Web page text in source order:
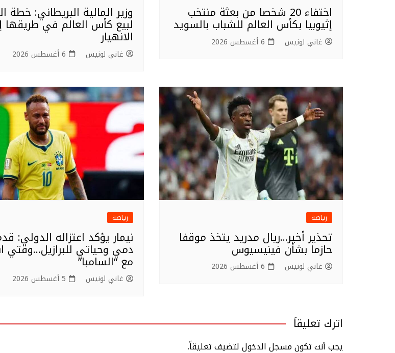
اختفاء 20 شخصا من بعثة منتخب
إثيوبيا بكأس العالم للشباب بالسويد
غاني لونيس 6 أغسطس 2026
وزير المالية البريطاني: خطة
لبيع كأس العالم في طريقها
الانهيار
غاني لونيس 6 أغسطس 2026
رياضة
تحذير أخير…ريال مدريد يتخذ موقفا
حازما بشأن فينيسيوس
غاني لونيس 6 أغسطس 2026
رياضة
نيمار يؤكد اعتزاله الدولي:
دمي وحياتي للبرازيل…وقتي
مع “السامبا”
غاني لونيس 5 أغسطس 2026
اترك تعليقاً
يجب أنت تكونمسجل الدخوللتضيف تعليقاً.